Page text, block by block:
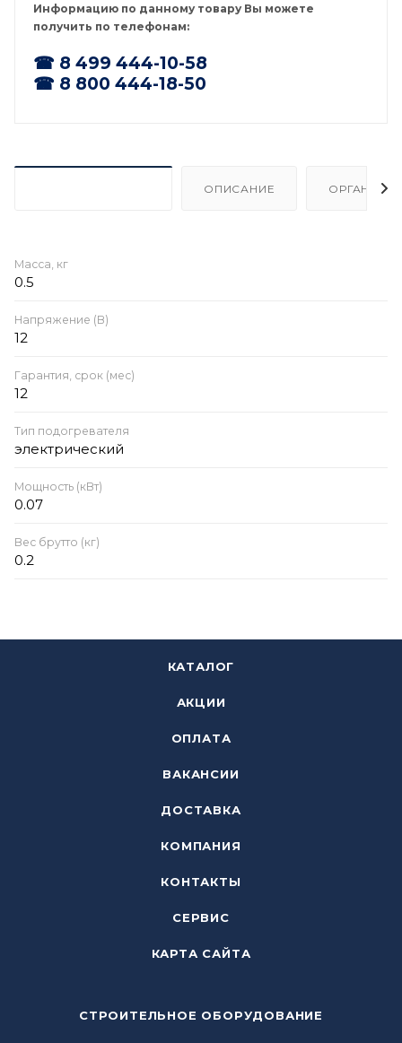
Информацию по данному товару Вы можете
получить по телефонам:
☎ 8 499 444-10-58
☎ 8 800 444-18-50
ОПИСАНИЕ
Масса, кг
0.5
Напряжение (В)
12
Гарантия, срок (мес)
12
Тип подогревателя
электрический
Мощность (кВт)
0.07
Вес брутто (кг)
0.2
КАТАЛОГ
АКЦИИ
ОПЛАТА
ВАКАНСИИ
ДОСТАВКА
КОМПАНИЯ
КОНТАКТЫ
СЕРВИС
КАРТА САЙТА
СТРОИТЕЛЬНОЕ ОБОРУДОВАНИЕ